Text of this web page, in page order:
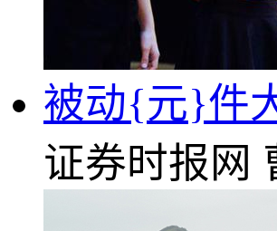
被动{元}件
证券时报网